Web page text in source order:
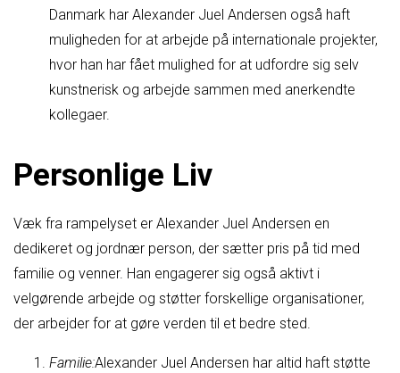
Danmark har Alexander Juel Andersen også haft
muligheden for at arbejde på internationale projekter,
hvor han har fået mulighed for at udfordre sig selv
kunstnerisk og arbejde sammen med anerkendte
kollegaer.
Personlige Liv
Væk fra rampelyset er Alexander Juel Andersen en
dedikeret og jordnær person, der sætter pris på tid med
familie og venner. Han engagerer sig også aktivt i
velgørende arbejde og støtter forskellige organisationer,
der arbejder for at gøre verden til et bedre sted.
Familie:Alexander Juel Andersen har altid haft støtte